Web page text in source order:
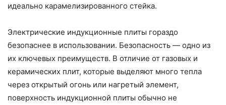
идеально карамелизированного стейка.
Электрические индукционные плиты гораздо
безопаснее в использовании. Безопасность — одно из
их ключевых преимуществ. В отличие от газовых и
керамических плит, которые выделяют много тепла
через открытый огонь или нагретый элемент,
поверхность индукционной плиты обычно не